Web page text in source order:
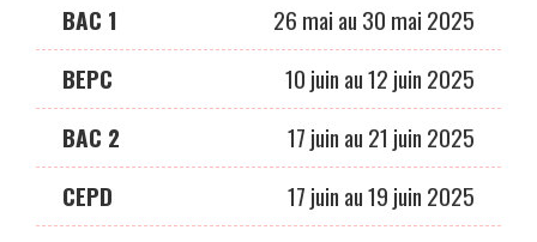
BAC 1
26 mai au 30 mai 2025
BEPC
10 juin au 12 juin 2025
BAC 2
17 juin au 21 juin 2025
CEPD
17 juin au 19 juin 2025